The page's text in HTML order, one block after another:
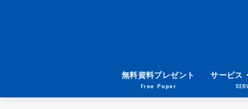
無料資料プレゼント
Free Paper
サービス